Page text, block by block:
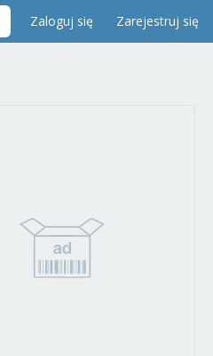
Zaloguj się Zarejestruj się